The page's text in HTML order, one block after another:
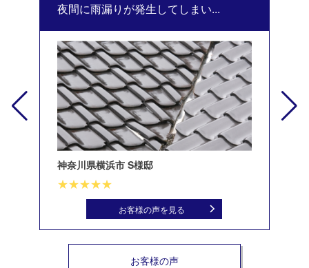
夜間に雨漏りが発生してしまい...
神奈川県横浜市 S様邸
お客様の声を見る
お客様の声